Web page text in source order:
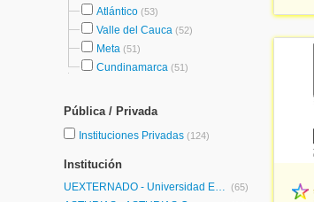
Atlántico (53)
Valle del Cauca (52)
Meta (51)
Cundinamarca (51)
Pública / Privada
Instituciones Privadas (124)
Institución
UEXTERNADO - Universidad Externado de Colombia (65)